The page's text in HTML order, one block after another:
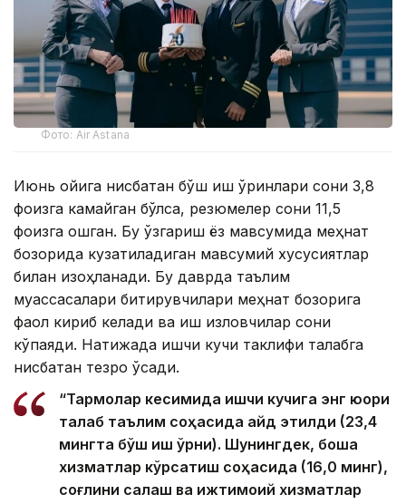
Фото: Air Astana
Июнь ойига нисбатан бўш иш ўринлари сони 3,8
фоизга камайган бўлса, резюмелер сони 11,5
фоизга ошган. Бу ўзгариш ёз мавсумида меҳнат
бозорида кузатиладиган мавсумий хусусиятлар
билан изоҳланади. Бу даврда таълим
муассасалари битирувчилари меҳнат бозорига
фаол кириб келади ва иш изловчилар сони
кўпаяди. Натижада ишчи кучи таклифи талабга
нисбатан тезроқ ўсади.
“Тармоқлар кесимида ишчи кучига энг юқори
талаб таълим соҳасида қайд этилди (23,4
мингта бўш иш ўрни). Шунингдек, бошқа
хизматлар кўрсатиш соҳасида (16,0 минг),
соғлиқни сақлаш ва ижтимоий хизматлар